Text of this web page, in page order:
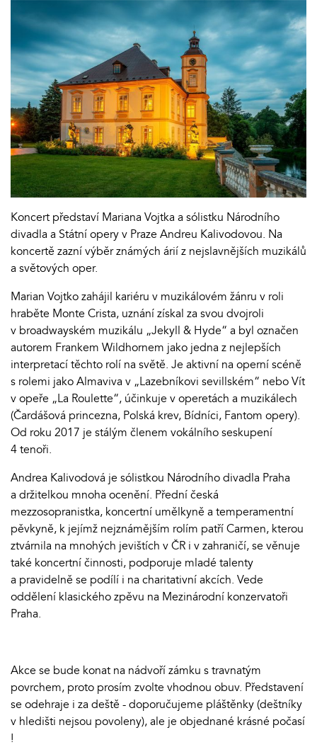
Koncert představí Mariana Vojtka a sólistku Národního
divadla a Státní opery v Praze Andreu Kalivodovou. Na
koncertě zazní výběr známých árií z nejslavnějších muzikálů
a světových oper.
Marian Vojtko zahájil kariéru v muzikálovém žánru v roli
hraběte Monte Crista, uznání získal za svou dvojroli
v broadwayském muzikálu „Jekyll & Hyde“ a byl označen
autorem Frankem Wildhornem jako jedna z nejlepších
interpretací těchto rolí na světě. Je aktivní na operní scéně
s rolemi jako Almaviva v „Lazebníkovi sevillském“ nebo Vít
v opeře „La Roulette“, účinkuje v operetách a muzikálech
(Čardášová princezna, Polská krev, Bídníci, Fantom opery).
Od roku 2017 je stálým členem vokálního seskupení
4 tenoři.
Andrea Kalivodová je sólistkou Národního divadla Praha
a držitelkou mnoha ocenění. Přední česká
mezzosopranistka, koncertní umělkyně a temperamentní
pěvkyně, k jejímž nejznámějším rolím patří Carmen, kterou
ztvárnila na mnohých jevištích v ČR i v zahraničí, se věnuje
také koncertní činnosti, podporuje mladé talenty
a pravidelně se podílí i na charitativní akcích. Vede
oddělení klasického zpěvu na Mezinárodní konzervatoři
Praha.
Akce se bude konat na nádvoří zámku s travnatým
povrchem, proto prosím zvolte vhodnou obuv. Představení
se odehraje i za deště - doporučujeme pláštěnky (deštníky
v hledišti nejsou povoleny), ale je objednané krásné počasí
!